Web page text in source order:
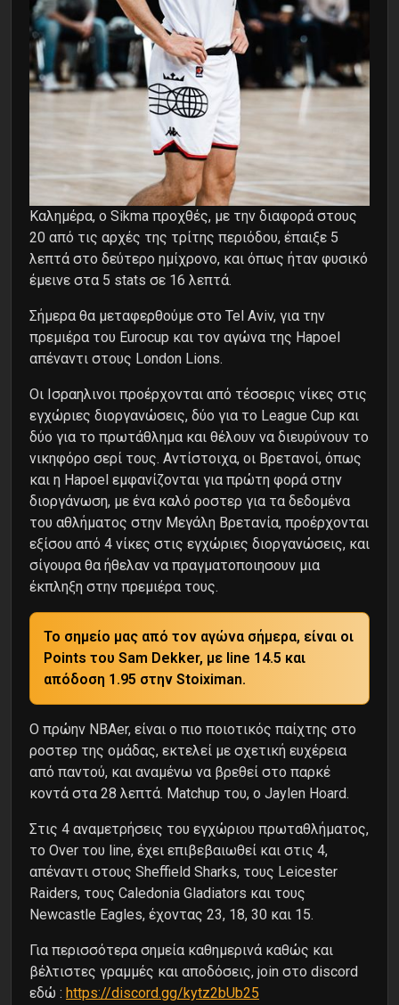
Καλημέρα, ο Sikma προχθές, με την διαφορά στους
20 από τις αρχές της τρίτης περιόδου, έπαιξε 5
λεπτά στο δεύτερο ημίχρονο, και όπως ήταν φυσικό
έμεινε στα 5 stats σε 16 λεπτά.
Σήμερα θα μεταφερθούμε στο Tel Aviv, για την
πρεμιέρα του Eurocup και τον αγώνα της Hapoel
απέναντι στους London Lions.
Οι Ισραηλινοι προέρχονται από τέσσερις νίκες στις
εγχώριες διοργανώσεις, δύο για το League Cup και
δύο για το πρωτάθλημα και θέλουν να διευρύνουν το
νικηφόρο σερί τους. Αντίστοιχα, οι Βρετανοί, όπως
και η Hapoel εμφανίζονται για πρώτη φορά στην
διοργάνωση, με ένα καλό ροστερ για τα δεδομένα
του αθλήματος στην Μεγάλη Βρετανία, προέρχονται
εξίσου από 4 νίκες στις εγχώριες διοργανώσεις, και
σίγουρα θα ήθελαν να πραγματοποιησουν μια
έκπληξη στην πρεμιέρα τους.
Το σημείο μας από τον αγώνα σήμερα, είναι οι
Points του Sam Dekker, με line 14.5 και
απόδοση 1.95 στην Stoiximan.
Ο πρώην NBAer, είναι ο πιο ποιοτικός παίχτης στο
ροστερ της ομάδας, εκτελεί με σχετική ευχέρεια
από παντού, και αναμένω να βρεθεί στο παρκέ
κοντά στα 28 λεπτά. Matchup του, ο Jaylen Hoard.
Στις 4 αναμετρήσεις του εγχώριου πρωταθλήματος,
το Over του line, έχει επιβεβαιωθεί και στις 4,
απέναντι στους Sheffield Sharks, τους Leicester
Raiders, τους Caledonia Gladiators και τους
Newcastle Eagles, έχοντας 23, 18, 30 και 15.
Για περισσότερα σημεία καθημερινά καθώς και
βέλτιστες γραμμές και αποδόσεις, join στο discord
εδώ : https://discord.gg/kytz2bUb25